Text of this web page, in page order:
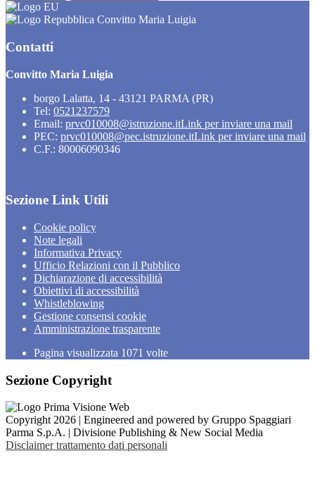
Convitto Maria Luigia
Contatti
Convitto Maria Luigia
borgo Lalatta, 14 - 43121 PARMA (PR)
Tel: 0521237579
Email: prvc010008@istruzione.itLink per inviare una mail
PEC: prvc010008@pec.istruzione.itLink per inviare una mail
C.F.: 80006090346
Sezione Link Utili
Cookie policy
Note legali
Informativa Privacy
Ufficio Relazioni con il Pubblico
Dichiarazione di accessibilità
Obiettivi di accessibilità
Whistleblowing
Gestione consensi cookie
Amministrazione trasparente
Pagina visualizzata 1071 volte
Sezione Copyright
Copyright 2026 | Engineered and powered by Gruppo Spaggiari
Parma S.p.A. | Divisione Publishing & New Social Media
Disclaimer trattamento dati personali